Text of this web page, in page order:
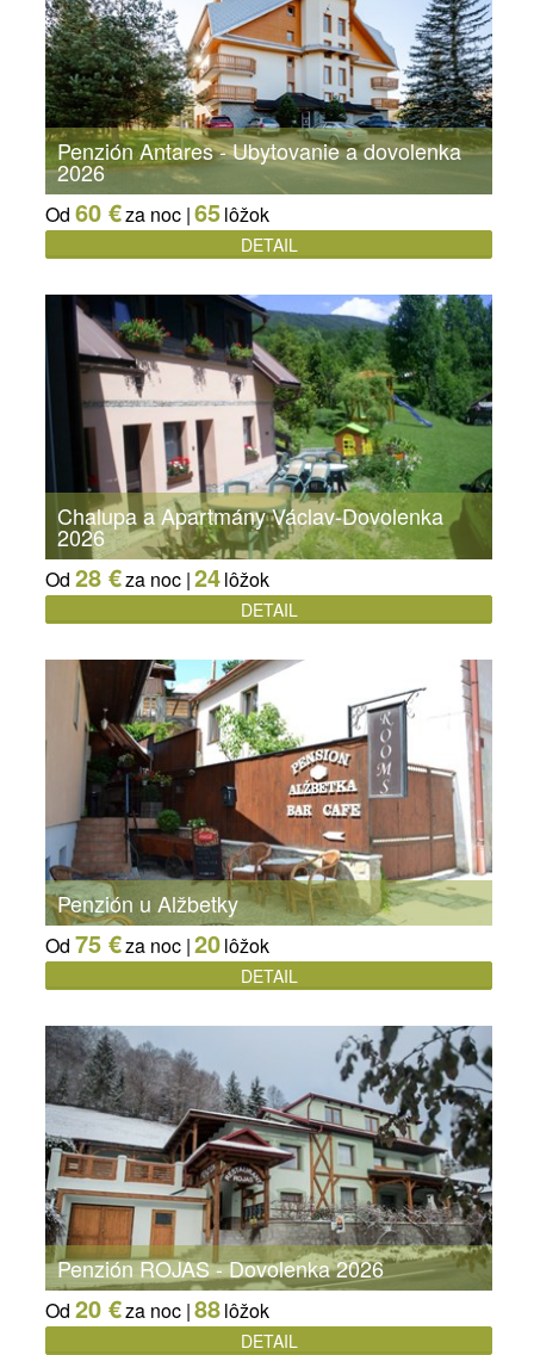
Penzión Antares - Ubytovanie a dovolenka
2026
Od 60 €za noc |65lôžok
DETAIL
Chalupa a Apartmány Václav-Dovolenka
2026
Od 28 €za noc |24lôžok
DETAIL
Penzión u Alžbetky
Od 75 €za noc |20lôžok
DETAIL
Penzión ROJAS - Dovolenka 2026
Od 20 €za noc |88lôžok
DETAIL